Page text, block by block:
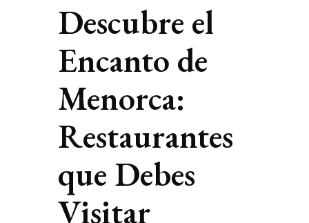
Descubre el
Encanto de
Menorca:
Restaurantes
que Debes
Visitar